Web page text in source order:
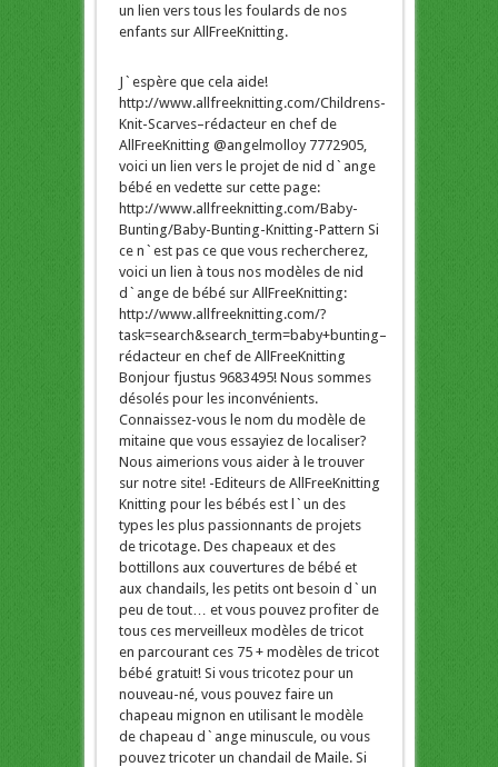
un lien vers tous les foulards de nos
enfants sur AllFreeKnitting.
J`espère que cela aide!
http://www.allfreeknitting.com/Childrens-
Knit-Scarves–rédacteur en chef de
AllFreeKnitting @angelmolloy 7772905,
voici un lien vers le projet de nid d`ange
bébé en vedette sur cette page:
http://www.allfreeknitting.com/Baby-
Bunting/Baby-Bunting-Knitting-Pattern Si
ce n`est pas ce que vous rechercherez,
voici un lien à tous nos modèles de nid
d`ange de bébé sur AllFreeKnitting:
http://www.allfreeknitting.com/?
task=search&search_term=baby+bunting–
rédacteur en chef de AllFreeKnitting
Bonjour fjustus 9683495! Nous sommes
désolés pour les inconvénients.
Connaissez-vous le nom du modèle de
mitaine que vous essayiez de localiser?
Nous aimerions vous aider à le trouver
sur notre site! -Editeurs de AllFreeKnitting
Knitting pour les bébés est l`un des
types les plus passionnants de projets
de tricotage. Des chapeaux et des
bottillons aux couvertures de bébé et
aux chandails, les petits ont besoin d`un
peu de tout… et vous pouvez profiter de
tous ces merveilleux modèles de tricot
en parcourant ces 75 + modèles de tricot
bébé gratuit! Si vous tricotez pour un
nouveau-né, vous pouvez faire un
chapeau mignon en utilisant le modèle
de chapeau d`ange minuscule, ou vous
pouvez tricoter un chandail de Maile. Si